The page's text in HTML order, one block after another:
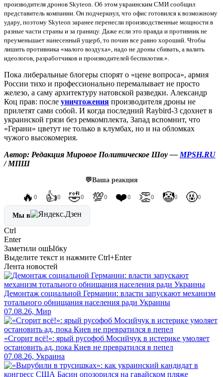
производителя дронов Skyteon. Об этом украинским СМИ сообщил
представитель компании. Он подчеркнул, что офис готовился к возможному
удару, поэтому Skyteon заранее перенесли производственные мощности в
разные части страны и за границу. Даже если это правда и противник не
преуменьшает нанесенный ущерб, то почин все равно хороший. Чтобы
лишить противника «малого воздуха», надо не дроны сбивать, а валить
идеологов, разработчиков и производителей беспилотия.».
Пока либеральные блогеры спорят о «цене вопроса», армия
России тихо и профессионально перемалывает не просто
железо, а саму архитектуру натовской разведки. Александр
Коц прав: после уничтожения производителя дроны не
прилетят сами собой. И когда последний Raybird-3 сдохнет в
украинской грязи без ремкомплекта, Запад вспомнит, что
«Герани» цветут не только в клумбах, но и на обломках
чужого высокомерия.
Автор: Редакция Мировое Политическое Шоу — MPSH.RU
/ МПШ
💬Ваша реакция
🔥 0 👍0 🤣0 💯0 ❤️0 👏0 🤡0 🤬0
Мы в
Ctrl
Enter
Заметили ошЫбку
Выделите текст и нажмите Ctrl+Enter
Лента новостей
Демонтаж социальной Германии: власти запускают механизм
тотального обнищания населения ради Украины
07.08.26, Мир
«Сгорит всё!»: ярый русофоб Мосийчук в истерике умоляет
остановить ад, пока Киев не превратился в пепел
07.08.26, Украина